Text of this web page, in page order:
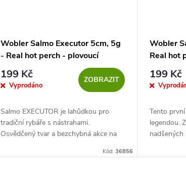
Wobler Salmo Executor 5cm, 5g
- Real hot perch - plovoucí
199 Kč
Vyprodáno
ZOBRAZIT
Salmo EXECUTOR je lahůdkou pro
tradiční rybáře s nástrahami.
Osvědčený tvar a bezchybná akce na
by měly přesvědčit každého, aby...Kód: 36856
Wobler
Real hot
199 Kč
Tento
legendou.
zahájil